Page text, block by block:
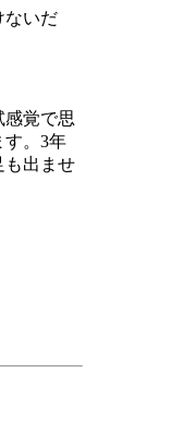
ないだ
感覚で思
す。3年
も出ませ